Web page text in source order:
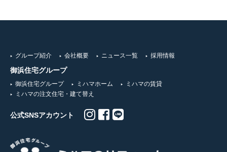
グループ紹介 会社概要 ニュース一覧 採用情報
御浜住宅グループ
御浜住宅グループ ミハマホーム
ミハマの賃貸
ミハマの注文住宅・建て替え
公式SNSアカウント